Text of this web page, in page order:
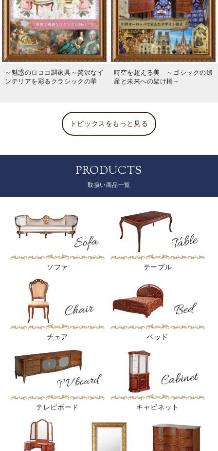
～魅惑のロココ調家具～贅沢なイ
ンテリアを彩るクラシックの華
時空を超える美 ～ゴシックの遺
産と未来への架け橋～
トピックスをもっと見る
PRODUCTS
取扱い商品一覧
ソファ テーブル
チェア ベッド
テレビボード キャビネット